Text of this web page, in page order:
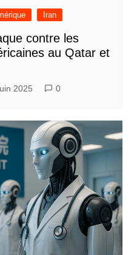
Iran
contre les
au Qatar et
2025 0